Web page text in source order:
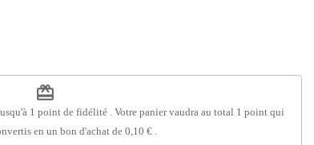
redeem
1 point de fidélité . Votre panier vaudra au total 1 point qui
en un bon d'achat de 0,10 €